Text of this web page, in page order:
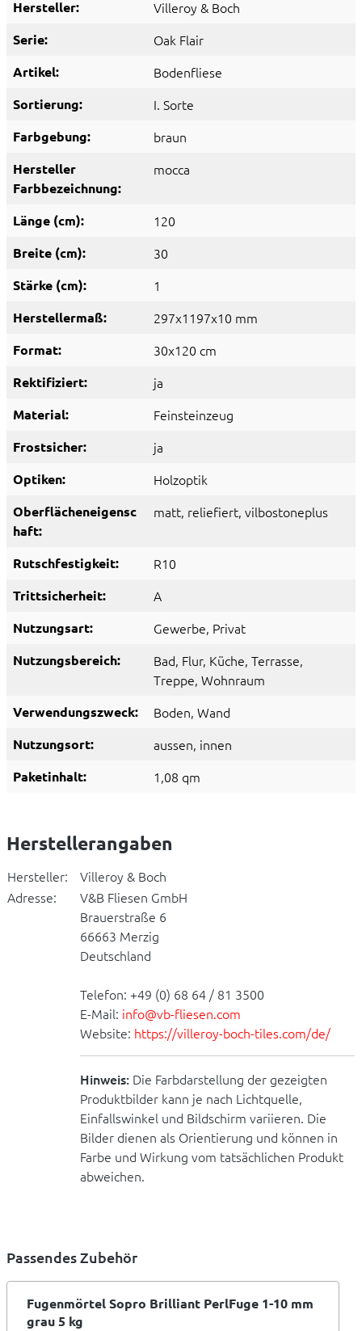
Hersteller: Villeroy & Boch
Serie: Oak Flair
Artikel: Bodenfliese
Sortierung: I. Sorte
Farbgebung: braun
Hersteller
Farbbezeichnung:
mocca
Länge (cm): 120
Breite (cm): 30
Stärke (cm): 1
Herstellermaß: 297x1197x10 mm
Format: 30x120 cm
Rektifiziert: ja
Material: Feinsteinzeug
Frostsicher: ja
Optiken: Holzoptik
Oberflächeneigensc
haft:
matt, reliefiert, vilbostoneplus
Rutschfestigkeit: R10
Trittsicherheit: A
Nutzungsart: Gewerbe, Privat
Nutzungsbereich: Bad, Flur, Küche, Terrasse,
Treppe, Wohnraum
Verwendungszweck: Boden, Wand
Nutzungsort: aussen, innen
Paketinhalt: 1,08 qm
Herstellerangaben
Hersteller:
Villeroy & Boch
Adresse:
V&B Fliesen GmbH
Brauerstraße 6
66663 Merzig
Deutschland
Telefon: +49 (0) 68 64 / 81 3500
E-Mail: info@vb-fliesen.com
Website: https://villeroy-boch-tiles.com/de/
Hinweis: Die Farbdarstellung der gezeigten
Produktbilder kann je nach Lichtquelle,
Einfallswinkel und Bildschirm variieren. Die
Bilder dienen als Orientierung und können in
Farbe und Wirkung vom tatsächlichen Produkt
abweichen.
Passendes Zubehör
Fugenmörtel Sopro Brilliant PerlFuge 1-10 mm
grau 5 kg